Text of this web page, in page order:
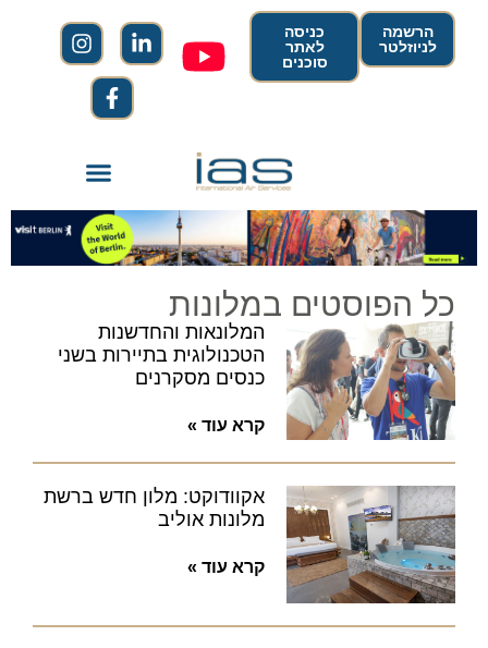
הרשמה
לניוזלטר
כניסה
לאתר
סוכנים
כל הפוסטים במלונות
המלונאות והחדשנות
הטכנולוגית בתיירות בשני
כנסים מסקרנים
קרא עוד »
אקוודוקט: מלון חדש ברשת
מלונות אוליב
קרא עוד »